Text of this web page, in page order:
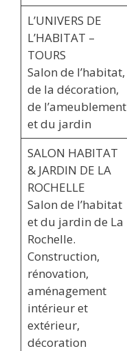
L’UNIVERS DE
L’HABITAT –
TOURS
Salon de l’habitat,
de la décoration,
de l’ameublement
et du jardin
SALON HABITAT
& JARDIN DE LA
ROCHELLE
Salon de l’habitat
et du jardin de La
Rochelle.
Construction,
rénovation,
aménagement
intérieur et
extérieur,
décoration